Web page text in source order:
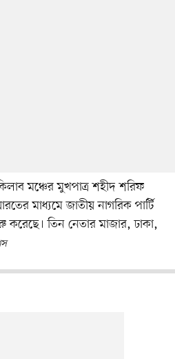
মঞ্চের মুখপাত্র শহীদ শরিফ
মাধ্যমে জাতীয় নাগরিক পার্টি
করেছে। তিন নেতার মাজার, ঢাকা,